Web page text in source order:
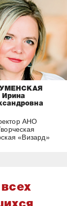
Ирина
АНО
«Визард»